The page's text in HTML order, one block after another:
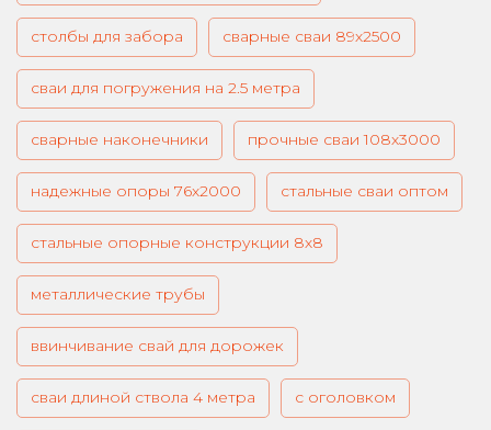
столбы для забора сварные сваи 89х2500
сваи для погружения на 2.5 метра
сварные наконечники прочные сваи 108х3000
надежные опоры 76х2000 стальные сваи оптом
стальные опорные конструкции 8х8
металлические трубы
ввинчивание свай для дорожек
сваи длиной ствола 4 метра с оголовком